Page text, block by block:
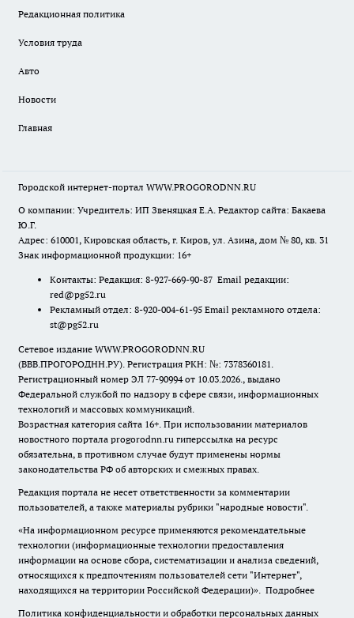
Редакционная политика
Условия труда
Авто
Новости
Главная
Городской интернет-портал WWW.PROGORODNN.RU
О компании: Учредитель: ИП Звеняцкая Е.А. Редактор сайта: Бакаева
Ю.Г.
Адрес: 610001, Кировская область, г. Киров, ул. Азина, дом № 80, кв. 31
Знак информационной продукции: 16+
Контакты: Редакция: 8-927-669-90-87 Email редакции:
red@pg52.ru
Рекламный отдел: 8-920-004-61-95 Email рекламного отдела:
st@pg52.ru
Сетевое издание WWW.PROGORODNN.RU
(ВВВ.ПРОГОРОДНН.РУ). Регистрация РКН: №: 7378360181.
Регистрационный номер ЭЛ 77-90994 от 10.03.2026., выдано
Федеральной службой по надзору в сфере связи, информационных
технологий и массовых коммуникаций.
Возрастная категория сайта 16+. При использовании материалов
новостного портала progorodnn.ru гиперссылка на ресурс
обязательна, в противном случае будут применены нормы
законодательства РФ об авторских и смежных правах.
Редакция портала не несет ответственности за комментарии
пользователей, а также материалы рубрики "народные новости".
«На информационном ресурсе применяются рекомендательные
технологии (информационные технологии предоставления
информации на основе сбора, систематизации и анализа сведений,
относящихся к предпочтениям пользователей сети "Интернет",
находящихся на территории Российской Федерации)». Подробнее
Политика конфиденциальности и обработки персональных данных